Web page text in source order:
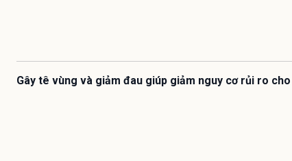
Gây tê vùng và giảm đau giúp giảm nguy cơ rủi ro